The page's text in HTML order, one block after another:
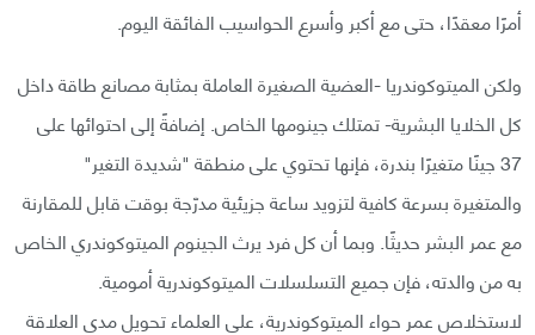
أمرًا معقدًا، حتى مع أكبر وأسرع الحواسيب الفائقة اليوم.
ولكن الميتوكوندريا -العضية الصغيرة العاملة بمثابة مصانع طاقة داخل
كل الخلايا البشرية- تمتلك جينومها الخاص. إضافةً إلى احتوائها على
37 جينًا متغيرًا بندرة، فإنها تحتوي على منطقة "شديدة التغير"
والمتغيرة بسرعة كافية لتزويد ساعة جزيئية مدرّجة بوقت قابل للمقارنة
مع عمر البشر حديثًا. وبما أن كل فرد يرث الجينوم الميتوكوندري الخاص
به من والدته، فإن جميع التسلسلات الميتوكوندرية أمومية.
لاستخلاص عمر حواء الميتوكوندرية، على العلماء تحويل مدى العلاقة